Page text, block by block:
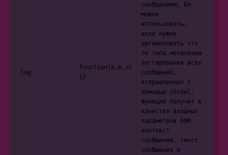
log
function(e,m,o)
{}
сообщением. Ее
можно
использовать,
если нужно
организовать что
то типа механизма
логгирования всех
сообщений,
отправленных с
помощью jGrowl.
Функция получит в
качестве входных
параметров DOM
контекст
сообщения, текст
сообщения и